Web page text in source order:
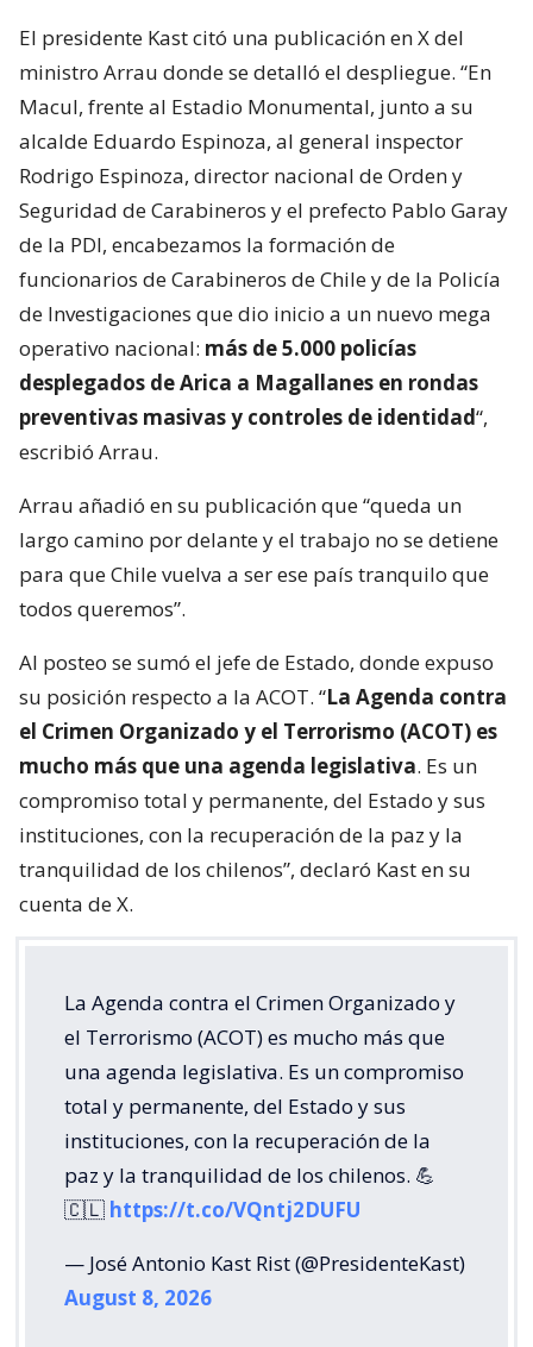
El presidente Kast citó una publicación en X del
ministro Arrau donde se detalló el despliegue. “En
Macul, frente al Estadio Monumental, junto a su
alcalde Eduardo Espinoza, al general inspector
Rodrigo Espinoza, director nacional de Orden y
Seguridad de Carabineros y el prefecto Pablo Garay
de la PDI, encabezamos la formación de
funcionarios de Carabineros de Chile y de la Policía
de Investigaciones que dio inicio a un nuevo mega
operativo nacional: más de 5.000 policías
desplegados de Arica a Magallanes en rondas
preventivas masivas y controles de identidad“,
escribió Arrau.
Arrau añadió en su publicación que “queda un
largo camino por delante y el trabajo no se detiene
para que Chile vuelva a ser ese país tranquilo que
todos queremos”.
Al posteo se sumó el jefe de Estado, donde expuso
su posición respecto a la ACOT. “La Agenda contra
el Crimen Organizado y el Terrorismo (ACOT) es
mucho más que una agenda legislativa. Es un
compromiso total y permanente, del Estado y sus
instituciones, con la recuperación de la paz y la
tranquilidad de los chilenos”, declaró Kast en su
cuenta de X.
La Agenda contra el Crimen Organizado y
el Terrorismo (ACOT) es mucho más que
una agenda legislativa. Es un compromiso
total y permanente, del Estado y sus
instituciones, con la recuperación de la
paz y la tranquilidad de los chilenos. 💪
🇨🇱 https://t.co/VQntj2DUFU
— José Antonio Kast Rist (@PresidenteKast)
August 8, 2026